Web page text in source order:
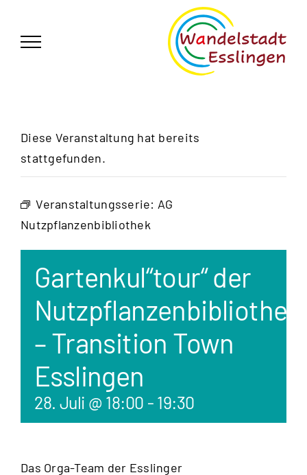
springen
Diese Veranstaltung hat bereits
stattgefunden.
Veranstaltungsserie: AG
Nutzpflanzenbibliothek
Gartenkul“tour“ der
Nutzpflanzenbibliothek
– Transition Town
Esslingen
28. Juli @ 18:00 - 19:30
Das Orga-Team der Esslinger